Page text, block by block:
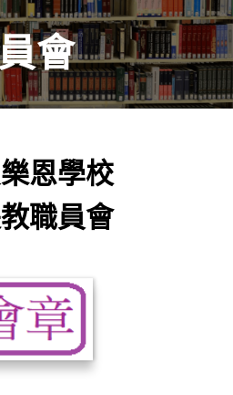
會
恩學校
職員會